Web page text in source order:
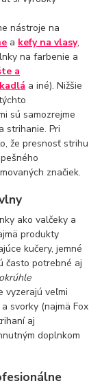
nástroje na
a kefy na vlasy,
na farbenie a
a
a iné). Nižšie
sú samozrejme
strihanie. Pri
že presnosť strihu
značiek.
ako valčeky a
produkty
kučery, jemné
často potrebné aj
okrúhle
vyzerajú veľmi
svorky (najmä Fox
aj
doplnkom